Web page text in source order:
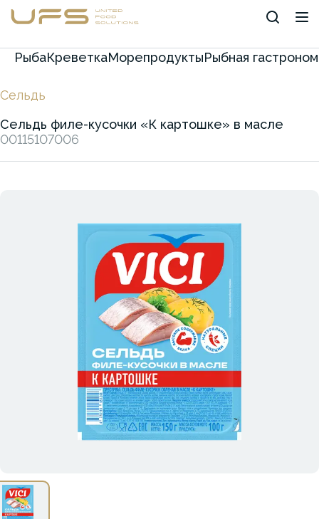
РыбаКреветкаМорепродуктыРыбная
Сельдь
Сельдь филе-кусочки «К картошке» в масле
00115107006